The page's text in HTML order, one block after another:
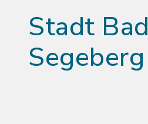
Stadt Bad
Segeberg